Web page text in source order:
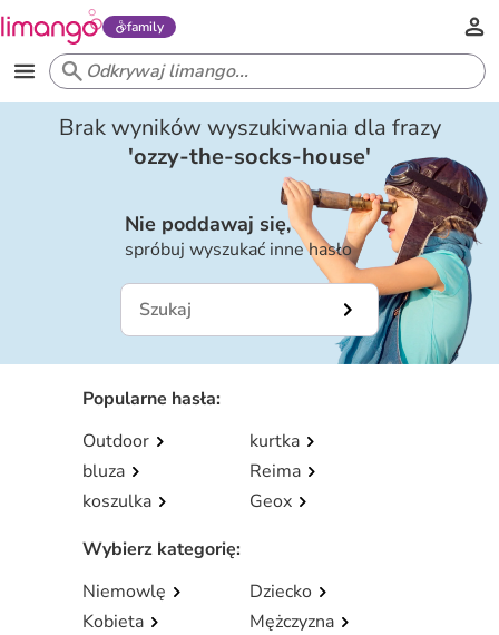
family
Brak wyników wyszukiwania dla frazy
'ozzy-the-socks-house'
Nie poddawaj się,
spróbuj wyszukać inne hasło
Popularne hasła:
Outdoor
kurtka
bluza
Reima
koszulka
Geox
Wybierz kategorię:
Niemowlę
Dziecko
Kobieta
Mężczyzna